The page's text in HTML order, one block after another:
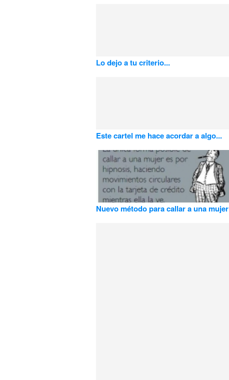
Lo dejo a tu criterio...
Este cartel me hace acordar a algo...
Nuevo método para callar a una mujer